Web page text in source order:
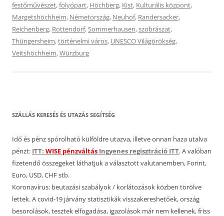
festőművészet,folyópart, Höchberg, Kist, Kulturális központ,
Margetshöchheim, Németország, Neuhof, Randersacker,
Reichenberg, Rottendorf,Sommerhausen,szobrászat,
Thüngersheim,történelmi város, UNESCO Világörökség,
Veitshöchheim,Würzburg
SZÁLLÁS KERESÉS ÉS UTAZÁS SEGÍTSÉG
Idő és pénz spórolható külföldre utazva, illetve onnan haza utalva
pénzt: ITT: WISE pénzváltás Ingyenes regisztráció ITT. A valóban
fizetendő összegeket láthatjuk a választott valutanemben, Forint,
Euro, USD, CHF stb.
Koronavírus: beutazási szabályok / korlátozások közben törölve
lettek. A covid-19 járvány statisztikák visszakereshetőek, ország
besorolások, tesztek elfogadása, igazolások már nem kellenek, friss